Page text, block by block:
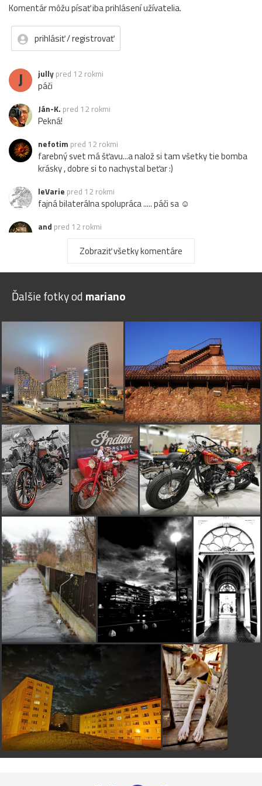
Komentár môžu písať iba prihlásení užívatelia.
prihlásiť / registrovať
J jully pred 12 rokmi
páči
Ján-K. pred 12 rokmi
Pekná!
nefotim pred 12 rokmi
farebný svet má šťavu...a nalož si tam všetky tie bomba
krásky , dobre si to nachystal beťar :)
leVarie pred 12 rokmi
fajná bilaterálna spolupráca ..... páči sa ☺
and pred 12 rokmi
alenticapred 12 rokmi
verzia
stefannpred 12 rokmi
ide Vám to pekne,páči
Echinocactuspred 12 rokmi
Páči sa mi ! *****
Kostickapred 12 rokmi
ja prečítala popotili,ja sa už zľakla,čo tam robíte....
Zobraziť všetky komentáre
Ďalšie fotky od mariano